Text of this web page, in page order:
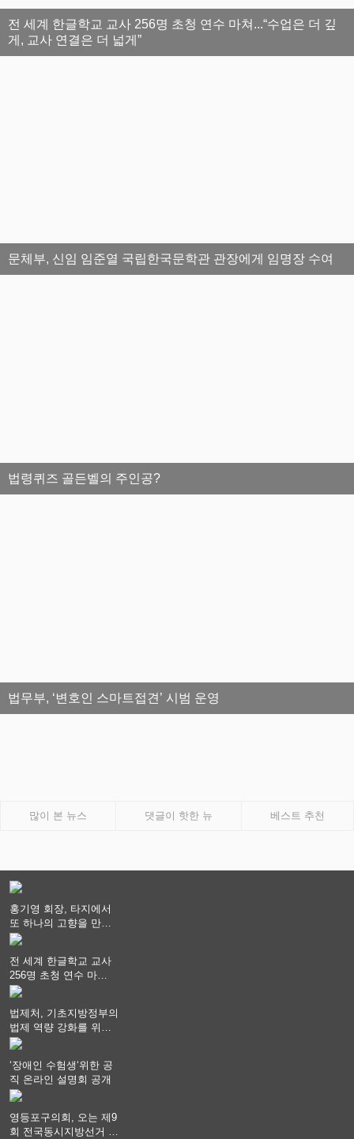
전 세계 한글학교 교사 256명 초청 연수 마쳐...“수업은 더 깊
게, 교사 연결은 더 넓게”
문체부, 신임 임준열 국립한국문학관 관장에게 임명장 수여
법령퀴즈 골든벨의 주인공?
법무부, ‘변호인 스마트접견’ 시범 운영
많이 본 뉴스 댓글이 핫한 뉴 베스트 추천
홍기영 회장, 타지에서
또 하나의 고향을 만들
어 가다
전 세계 한글학교 교사
256명 초청 연수 마
쳐...“수업은 더 깊게, 교
법제처, 기초지방정부의
법제 역량 강화를 위한
전라권 현장설명회 개최
‘장애인 수험생‘위한 공
직 온라인 설명회 공개
영등포구의회, 오는 제9
회 전국동시지방선거 ‧